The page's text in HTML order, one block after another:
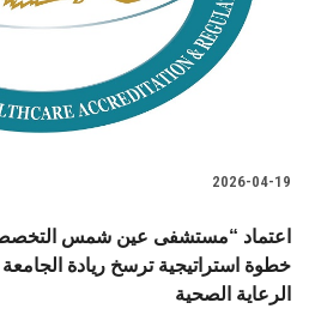
2026-04-19
اعتماد “مستشفى عين شمس
الرعاية الصحية